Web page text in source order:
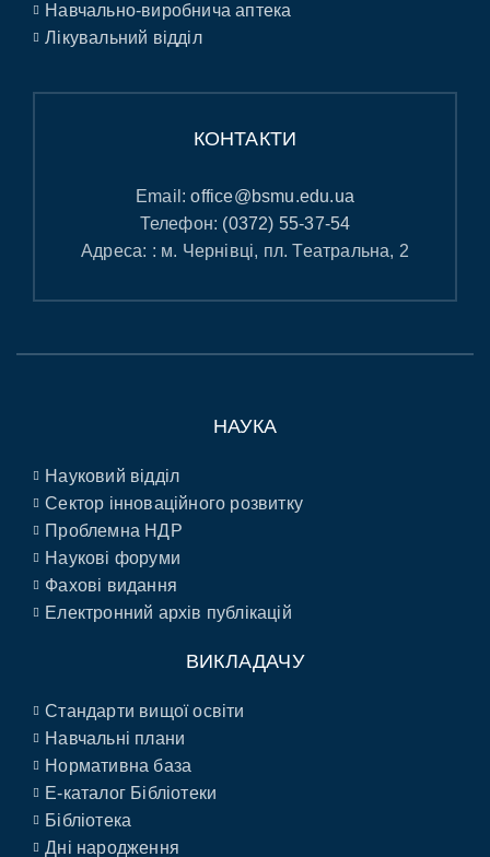
Навчально-виробнича аптека
Лікувальний відділ
КОНТАКТИ
Email:office@bsmu.edu.ua
Телефон: (0372) 55-37-54
Адреса: : м. Чернівці, пл. Театральна, 2
НАУКА
Науковий відділ
Сектор інноваційного розвитку
Проблемна НДР
Наукові форуми
Фахові видання
Електронний архів публікацій
ВИКЛАДАЧУ
Стандарти вищої освіти
Навчальні плани
Нормативна база
E-каталог Бібліотеки
Бібліотека
Дні народження